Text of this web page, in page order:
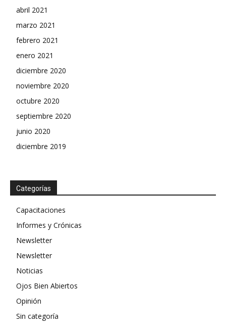
abril 2021
marzo 2021
febrero 2021
enero 2021
diciembre 2020
noviembre 2020
octubre 2020
septiembre 2020
junio 2020
diciembre 2019
Categorías
Capacitaciones
Informes y Crónicas
Newsletter
Newsletter
Noticias
Ojos Bien Abiertos
Opinión
Sin categoría